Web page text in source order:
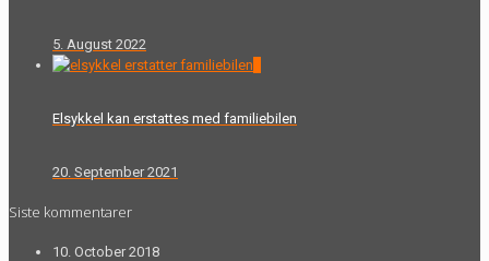
5. August 2022
Elsykkel kan erstattes med familiebilen
20. September 2021
Siste kommentarer
10. October 2018